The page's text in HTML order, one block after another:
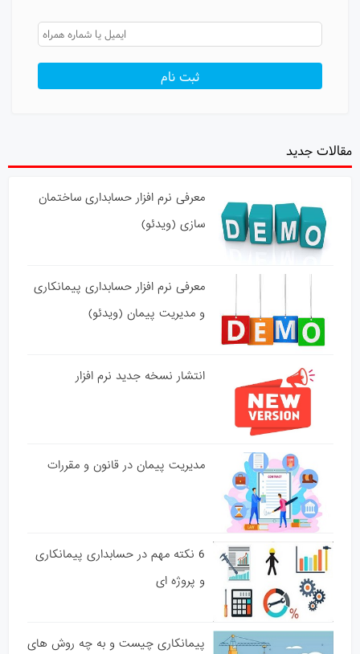
مقالات جدید
معرفی نرم افزار حسابداری ساختمان
سازی (ویدئو)
معرفی نرم افزار حسابداری پیمانکاری
و مدیریت پیمان (ویدئو)
انتشار نسخه جدید نرم افزار
مدیریت پیمان در قانون و مقررات
6 نکته مهم در حسابداری پیمانکاری
و پروژه ای
پیمانکاری چیست و به چه روش های